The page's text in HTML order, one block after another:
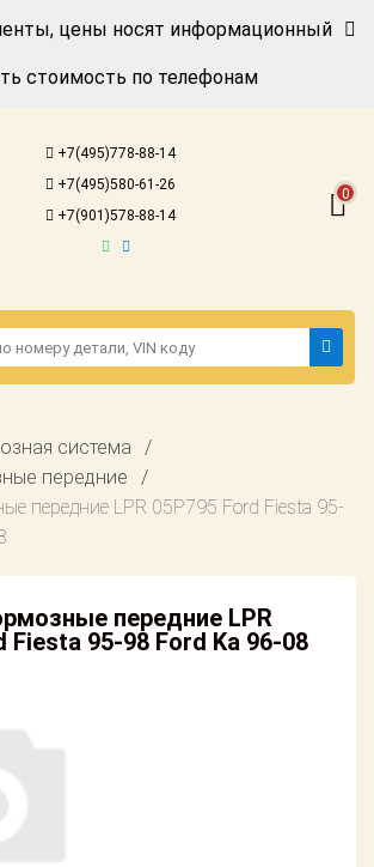
цены носят информационный
стоимость по телефонам
+7(495)778-88-14
+7(495)580-61-26
+7(901)578-88-14
0
система
передние
передние LPR 05P795 Ford Fiesta 95-
передние LPR
Fiesta 95-98 Ford Ka 96-08